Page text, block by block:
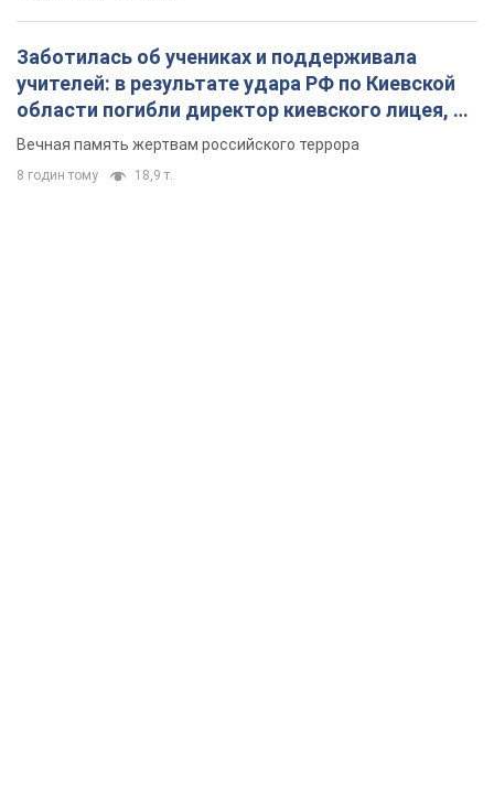
Заботилась об учениках и поддерживала
учителей: в результате удара РФ по Киевской
области погибли директор киевского лицея, её
муж и внук
Вечная память жертвам российского террора
8 годин тому 18,9 т.